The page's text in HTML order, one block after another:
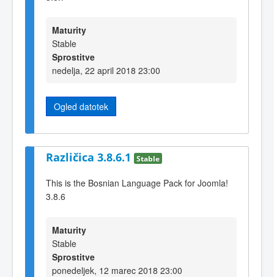
Maturity
Stable
Sprostitve
nedelja, 22 april 2018 23:00
Ogled datotek
Različica 3.8.6.1 Stable
This is the Bosnian Language Pack for Joomla!
3.8.6
Maturity
Stable
Sprostitve
ponedeljek, 12 marec 2018 23:00